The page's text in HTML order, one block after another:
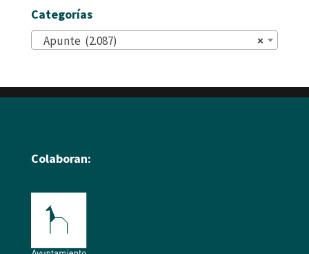
Categorías
×
Apunte (2.087)
Colaboran: